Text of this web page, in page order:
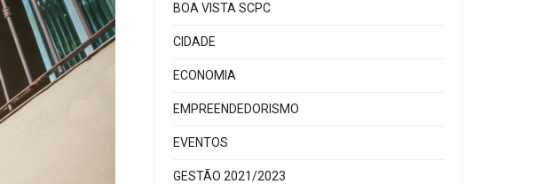
BOA VISTA SCPC
CIDADE
ECONOMIA
EMPREENDEDORISMO
EVENTOS
GESTÃO 2021/2023